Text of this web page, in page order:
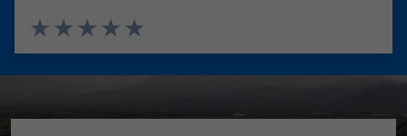
Valuta 5 stelle su 5
Valuta 4 stelle su 5
Valuta 3 stelle su 5
Valuta 2 stelle su 5
Valuta 1 stelle su 5